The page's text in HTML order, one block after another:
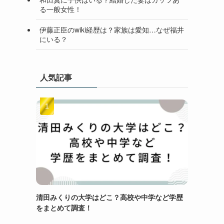
る一般女性！
伊藤正臣のwiki経歴は？家族は愛知…なぜ福井
にいる？
人気記事
清田みくりの大学はどこ？高校や中学など学歴
をまとめて調査！